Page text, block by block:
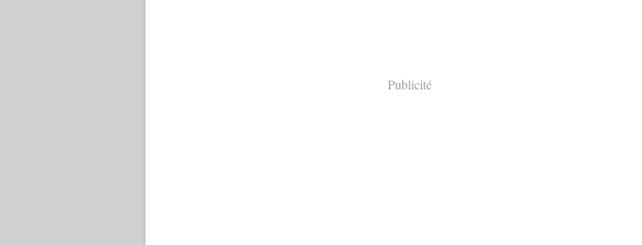
Publicité